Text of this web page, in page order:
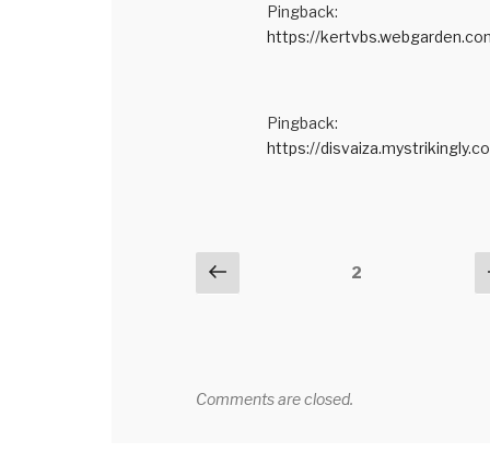
Pingback:
https://
Pingback:
https://
Navegación
de
Previous 2
Comments are closed.